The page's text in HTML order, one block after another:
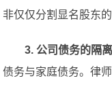
非仅仅分割显名股东的
3. 公司债务的隔离
债务与家庭债务。律